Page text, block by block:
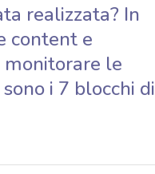
realizzata? In
content e
monitorare le
i 7 blocchi di